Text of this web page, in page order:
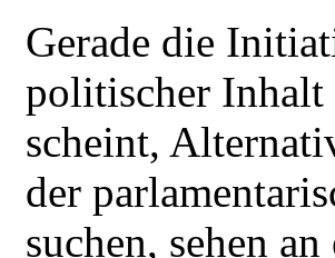
Gerade die
politischer Inhalt
scheint,
der
suchen, sehen